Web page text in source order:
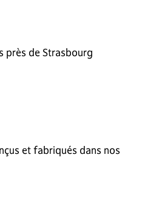
près de Strasbourg
et fabriqués dans nos